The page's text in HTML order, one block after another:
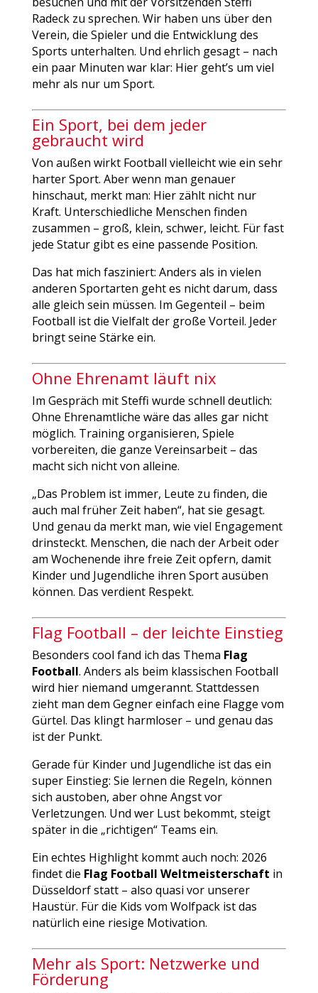
Radeck zu sprechen. Wir haben uns über den
Verein, die Spieler und die Entwicklung des
Sports unterhalten. Und ehrlich gesagt – nach
ein paar Minuten war klar: Hier geht’s um viel
mehr als nur um Sport.
Ein Sport, bei dem jeder
gebraucht wird
Von außen wirkt Football vielleicht wie ein sehr
harter Sport. Aber wenn man genauer
hinschaut, merkt man: Hier zählt nicht nur
Kraft. Unterschiedliche Menschen finden
zusammen – groß, klein, schwer, leicht. Für fast
jede Statur gibt es eine passende Position.
Das hat mich fasziniert: Anders als in vielen
anderen Sportarten geht es nicht darum, dass
alle gleich sein müssen. Im Gegenteil – beim
Football ist die Vielfalt der große Vorteil. Jeder
bringt seine Stärke ein.
Ohne Ehrenamt läuft nix
Im Gespräch mit Steffi wurde schnell deutlich:
Ohne Ehrenamtliche wäre das alles gar nicht
möglich. Training organisieren, Spiele
vorbereiten, die ganze Vereinsarbeit – das
macht sich nicht von alleine.
„Das Problem ist immer, Leute zu finden, die
auch mal früher Zeit haben“, hat sie gesagt.
Und genau da merkt man, wie viel Engagement
drinsteckt. Menschen, die nach der Arbeit oder
am Wochenende ihre freie Zeit opfern, damit
Kinder und Jugendliche ihren Sport ausüben
können. Das verdient Respekt.
Flag Football – der leichte Einstieg
Besonders cool fand ich das Thema Flag
Football. Anders als beim klassischen Football
wird hier niemand umgerannt. Stattdessen
zieht man dem Gegner einfach eine Flagge vom
Gürtel. Das klingt harmloser – und genau das
ist der Punkt.
Gerade für Kinder und Jugendliche ist das ein
super Einstieg: Sie lernen die Regeln, können
sich austoben, aber ohne Angst vor
Verletzungen. Und wer Lust bekommt, steigt
später in die „richtigen“ Teams ein.
Ein echtes Highlight kommt auch noch: 2026
findet die Flag Football Weltmeisterschaft in
Düsseldorf statt – also quasi vor unserer
Haustür. Für die Kids vom Wolfpack ist das
natürlich eine riesige Motivation.
Mehr als Sport: Netzwerke und
Förderung